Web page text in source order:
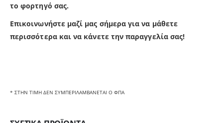
το φορτηγό σας.
Επικοινωνήστε μαζί μας σήμερα για να μάθετε
περισσότερα και να κάνετε την παραγγελία σας!
* ΣΤΗΝ ΤΙΜΗ ΔΕΝ ΣΥΜΠΕΡΙΛΑΜΒΑΝΕΤΑΙ Ο ΦΠΑ